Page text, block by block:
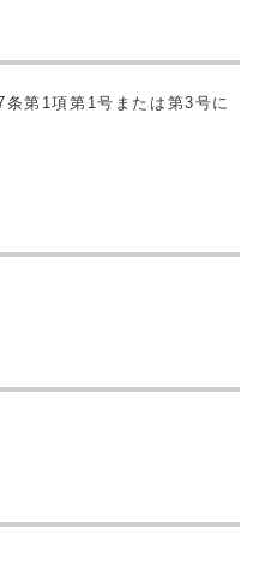
第1項第1号または第3号に